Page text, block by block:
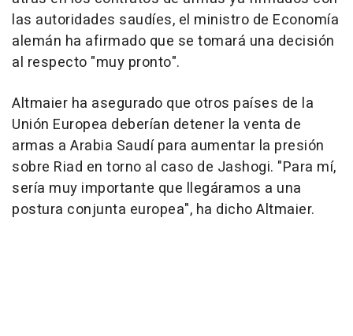
las autoridades saudíes, el ministro de Economía
alemán ha afirmado que se tomará una decisión
al respecto "muy pronto".
Altmaier ha asegurado que otros países de la
Unión Europea deberían detener la venta de
armas a Arabia Saudí para aumentar la presión
sobre Riad en torno al caso de Jashogi. "Para mí,
sería muy importante que llegáramos a una
postura conjunta europea", ha dicho Altmaier.